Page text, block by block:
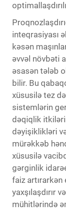
inteqrasiyası
kəsən
əvvəl növbəti
əsasən tələb
bilir. Bu
xüsusilə tez
sistemlərin
dəqiqlik
dəyişiklikləri
mürəkkəb
xüsusilə
gərginlik
faiz
yaxşılaşdırır
mühitlərində